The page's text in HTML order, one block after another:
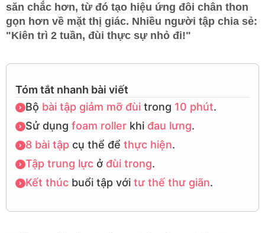
săn chắc hơn, từ đó tạo hiệu ứng đôi chân thon
gọn hơn về mặt thị giác. Nhiều người tập chia sẻ:
"Kiên trì 2 tuần, đùi thực sự nhỏ đi!"
Tóm tắt nhanh bài viết
Bộ bài tập giảm mỡ đùitrong 10 phút.
Sử dụng foam rollerkhi đau lưng.
8 bài tậpcụ thể để thực hiện.
Tập trung lựcở đùi trong.
Kết thúcbuổi tập với tư thế thư giãn.